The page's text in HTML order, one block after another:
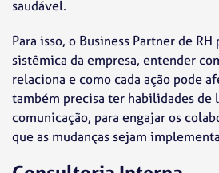
saudável.
Para isso, o Business Partner de
sistêmica da empresa, entender
relaciona e como cada ação pode
também precisa ter habilidades de
comunicação, para engajar os
que as mudanças sejam